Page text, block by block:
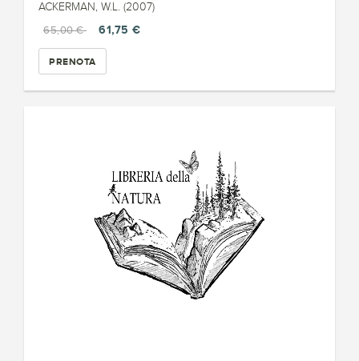
ACKERMAN, W.L. (2007)
65,00 €
61,75 €
PRENOTA